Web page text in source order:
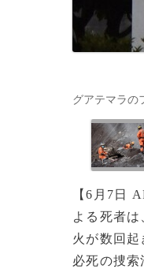
グアテマラの
【6月7日
よる死者
火が数回
必死の捜索